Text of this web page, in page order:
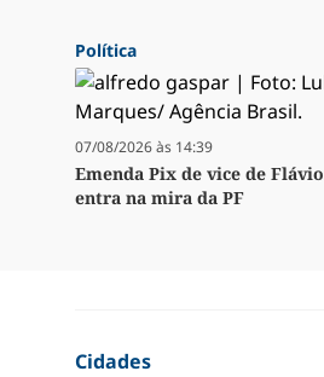
Política
07/08/2026 às 14:39
Emenda Pix de vice de Flávio
entra na mira da PF
Cidades